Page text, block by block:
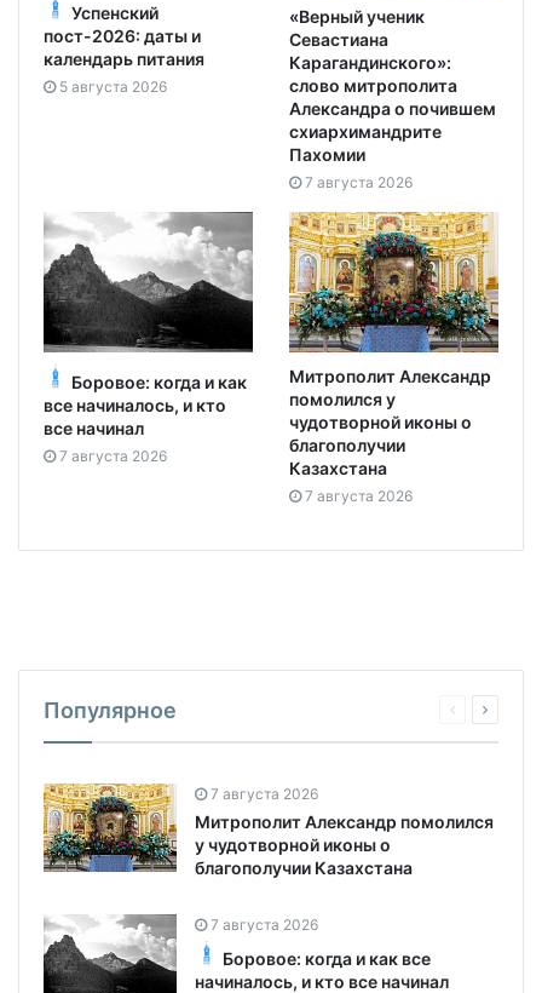
Успенский
пост-2026: даты и
календарь питания
5 августа 2026
«Верный ученик
Севастиана
Карагандинского»:
слово митрополита
Александра о почившем
схиархимандрите
Пахомии
7 августа 2026
Боровое: когда и как
все начиналось, и кто
все начинал
7 августа 2026
Митрополит Александр
помолился у
чудотворной иконы о
благополучии
Казахстана
7 августа 2026
Популярное
7 августа 2026
Митрополит Александр помолился
у чудотворной иконы о
благополучии Казахстана
7 августа 2026
Боровое: когда и как все
начиналось, и кто все начинал